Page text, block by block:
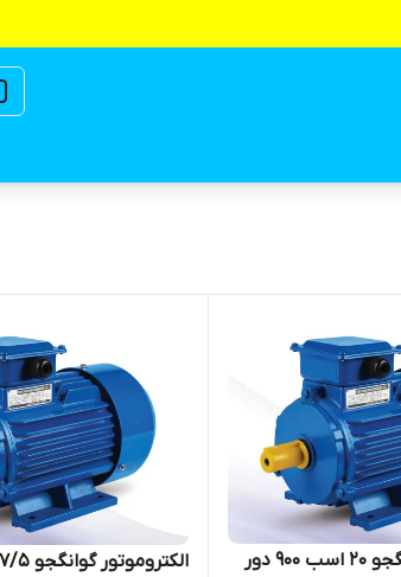
الکتروموتور گوانگجو 20 اسب 900 دور